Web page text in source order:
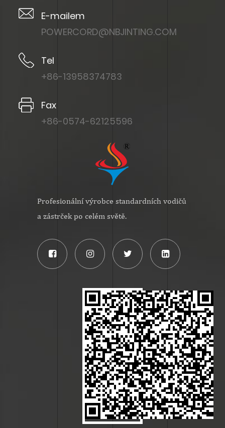
E-mailem
POWERCORD@NBJINTING.COM
Tel
+86-13958374783
Fax
+86-0574-62125596
Profesionální výrobce standardních vodičů
a zástrček po celém světě.